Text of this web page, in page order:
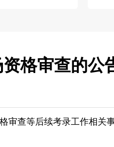
格审查的公
审查等后续考录工作相关